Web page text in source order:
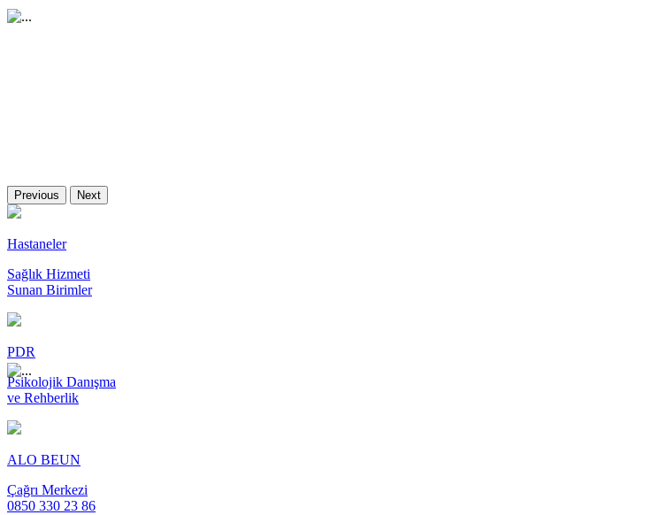
Previous Next
Hastaneler
Sağlık Hizmeti
Sunan Birimler
PDR
Psikolojik Danışma
ve Rehberlik
ALO BEUN
Çağrı Merkezi
0850 330 23 86